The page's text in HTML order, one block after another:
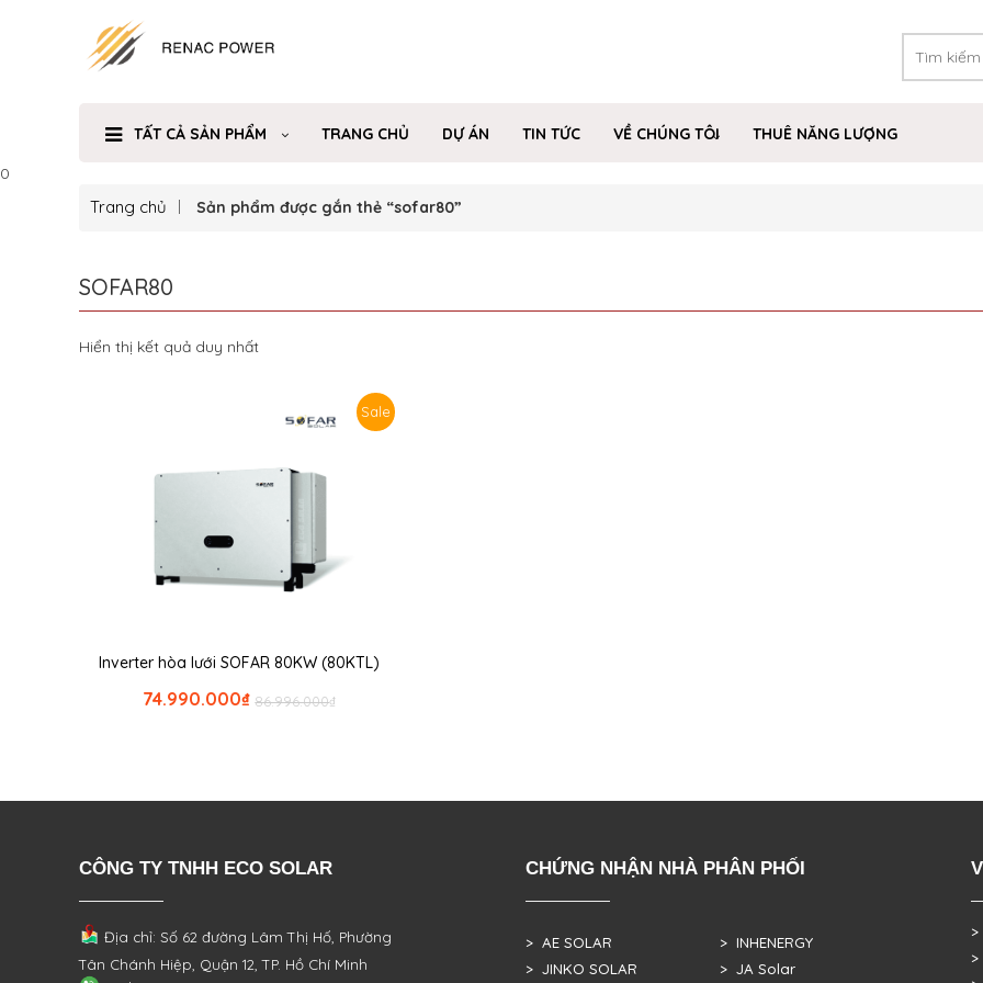
TẤT CẢ SẢN PHẨM TRANG CHỦ DỰ ÁN TIN TỨC VỀ CHÚNG TÔI
THUÊ NĂNG LƯỢNG
0
Trang chủ Sản phẩm được gắn thẻ “sofar80”
SOFAR80
Hiển thị kết quả duy nhất
Sale
Inverter hòa lưới SOFAR 80KW (80KTL)
₫
86.996.000
₫
74.990.000
CÔNG TY TNHH ECO SOLAR
Địa chỉ: Số 62 đường Lâm Thị Hố, Phường
Tân Chánh Hiệp, Quận 12, TP. Hồ Chí Minh
CHỨNG NHẬN NHÀ PHÂN PHỐI
> AE SOLAR
> JINKO SOLAR
> INHENERGY
> JA Solar
>